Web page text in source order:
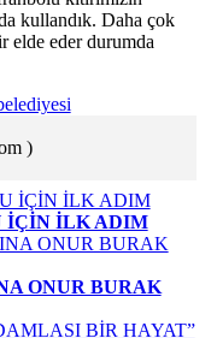
kullandık. Daha çok
elde eder durumda
)
İÇİN İLK ADIM
ONUR BURAK